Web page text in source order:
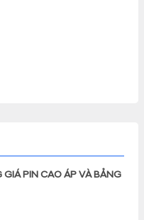
PIN CAO ÁP VÀ BẢNG